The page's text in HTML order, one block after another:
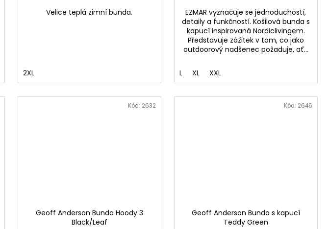
Velice teplá zimní bunda.
2XL
EZMAR vyznačuje se jednoduchostí,
detaily a funkčností. Košilová bunda s
kapucí inspirovaná Nordiclivingem.
Představuje zážitek v tom, co jako
outdoorový nadšenec požaduje, ať...
L XL XXL
Geoff Anderson Bunda Hoody 3
Black/Leaf
Kód: 2632
Geoff Anderson Bunda s kapucí
Teddy Green
Kód: 2646